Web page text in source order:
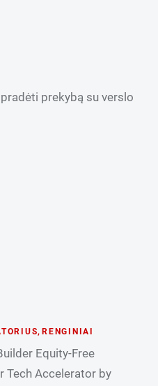
prekybą su verslo
, RENGINIAI
Equity-Free
Tech Accelerator by